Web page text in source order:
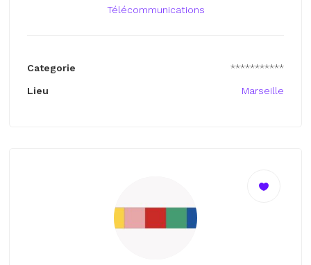
Télécommunications
Categorie ***********
Lieu Marseille